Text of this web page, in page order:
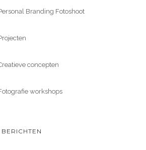
Branding Fotoshoot
concepten
workshops